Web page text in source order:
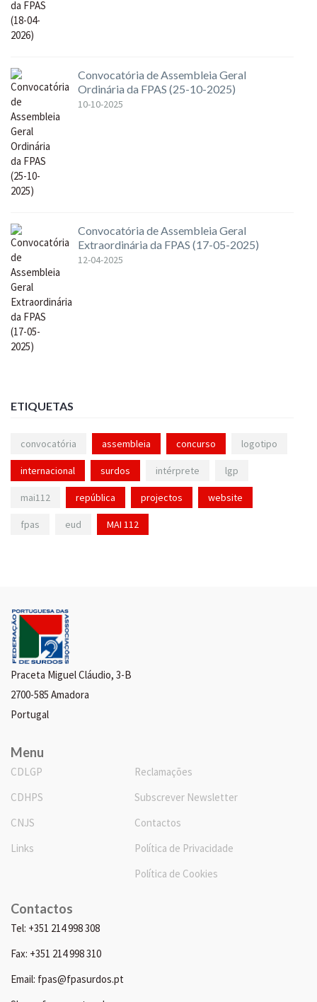
Convocatória de Assembleia Geral
Ordinária da FPAS (25-10-2025)
10-10-2025
Convocatória de Assembleia Geral
Extraordinária da FPAS (17-05-2025)
12-04-2025
ETIQUETAS
convocatória assembleia concurso logotipo
internacional surdos intérprete lgp
mai112 república projectos website
fpas eud MAI 112
Praceta Miguel Cláudio, 3-B
2700-585 Amadora
Portugal
Menu
CDLGP
CDHPS
CNJS
Links
Reclamações
Subscrever Newsletter
Contactos
Política de Privacidade
Política de Cookies
Contactos
Tel: +351 214 998 308
Fax: +351 214 998 310
Email: fpas@fpasurdos.pt